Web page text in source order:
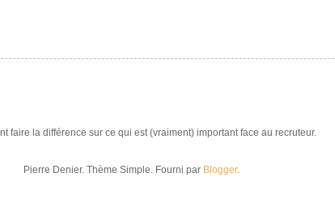
faire la différence sur ce qui est (vraiment) important face au recruteur.
Pierre Denier. Thème Simple. Fourni par Blogger.